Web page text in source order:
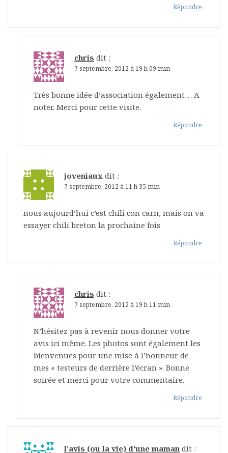
Répondre
chris dit :
7 septembre, 2012 à 19 h 09 min
Très bonne idée d’association également… A
noter. Merci pour cette visite.
Répondre
joveniaux dit :
7 septembre, 2012 à 11 h 35 min
nous aujourd’hui c’est chili con carn, mais on va
essayer chili breton la prochaine fois
Répondre
chris dit :
7 septembre, 2012 à 19 h 11 min
N’hésitez pas à revenir nous donner votre
avis ici même. Les photos sont également les
bienvenues pour une mise à l’honneur de
mes « testeurs de derrière l’écran ». Bonne
soirée et merci pour votre commentaire.
Répondre
l'avis (ou la vie) d'une maman dit :